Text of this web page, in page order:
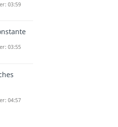
03:59
03:55
04:57